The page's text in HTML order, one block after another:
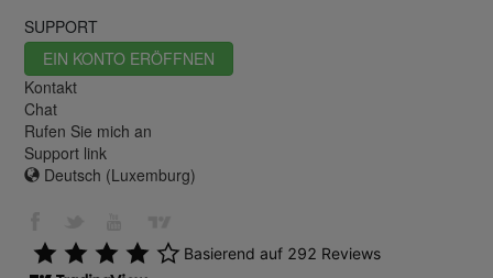
SUPPORT
EIN KONTO ERÖFFNEN
Kontakt
Chat
Rufen Sie mich an
Support link
Deutsch (Luxemburg)